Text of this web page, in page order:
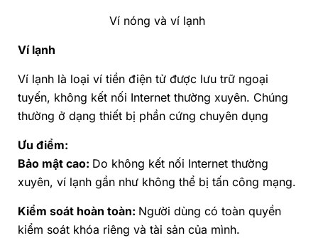
Ví nóng và ví lạnh
Ví lạnh
Ví lạnh là loại ví tiền điện tử được lưu trữ ngoại
tuyến, không kết nối Internet thường xuyên. Chúng
thường ở dạng thiết bị phần cứng chuyên dụng
Ưu điểm:
Bảo mật cao: Do không kết nối Internet thường
xuyên, ví lạnh gần như không thể bị tấn công mạng.
Kiểm soát hoàn toàn: Người dùng có toàn quyền
kiểm soát khóa riêng và tài sản của mình.